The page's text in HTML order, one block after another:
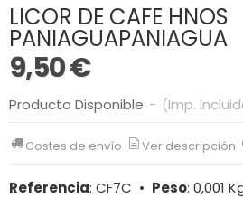
LICOR DE CAFE HNOS
PANIAGUAPANIAGUA
9,50 €
Producto Disponible - (Imp.
Costes de envío Ver descripción
Referencia: CF7C • Peso: 0,001